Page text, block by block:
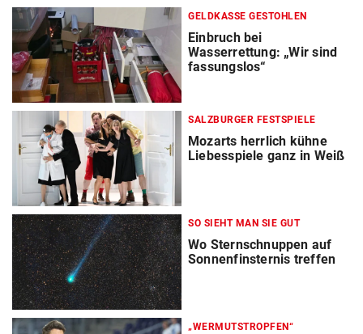
GELDKASSE GESTOHLEN
Einbruch bei
Wasserrettung: „Wir sind
fassungslos“
SALZBURGER FESTSPIELE
Mozarts herrlich kühne
Liebesspiele ganz in Weiß
SO SIEHT MAN SIE GUT
Wo Sternschnuppen auf
Sonnenfinsternis treffen
„WERMUTSTROPFEN“